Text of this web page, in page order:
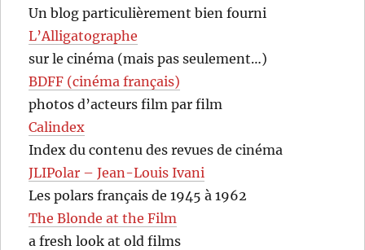
Un blog particulièrement bien fourni
L’Alligatographe
sur le cinéma (mais pas seulement…)
BDFF (cinéma français)
photos d’acteurs film par film
Calindex
Index du contenu des revues de cinéma
JLIPolar – Jean-Louis Ivani
Les polars français de 1945 à 1962
The Blonde at the Film
a fresh look at old films